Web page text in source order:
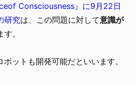
Consciousness』に9月22日
研究は、この問題に対して意識が
。
ットも開発可能だといいます。